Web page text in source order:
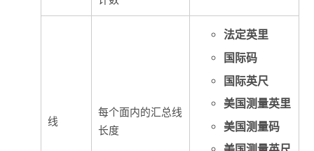
线
每个面内的汇总线
长度
法定英里
国际码
国际英尺
美国测量英里
美国测量码